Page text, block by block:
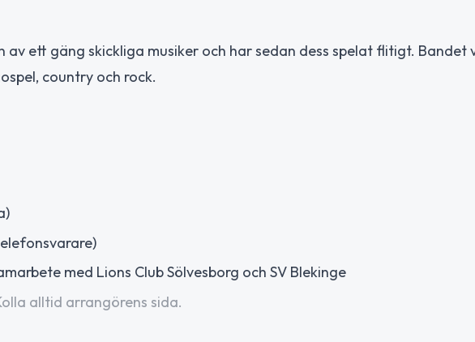
av ett gäng skickliga musiker och har sedan dess spelat flitigt. Bandet
country och rock.
med Lions Club Sölvesborg och SV Blekinge
alltid arrangörens sida.